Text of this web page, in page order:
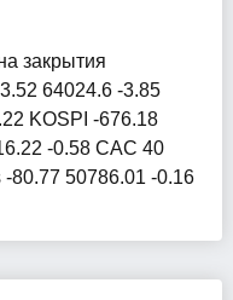
закрытия
64024.6 -3.85
KOSPI -676.18
-0.58 CAC 40
80.77 50786.01 -0.16